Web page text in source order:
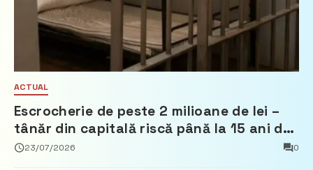
ACTUAL
Escrocherie de peste 2 milioane de lei –
tânăr din capitală riscă până la 15 ani de
închisoare
23/07/2026 0